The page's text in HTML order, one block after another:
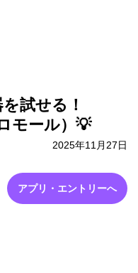
試せる！
モール）💡
2025年11月27日
アプリ・エントリーへ